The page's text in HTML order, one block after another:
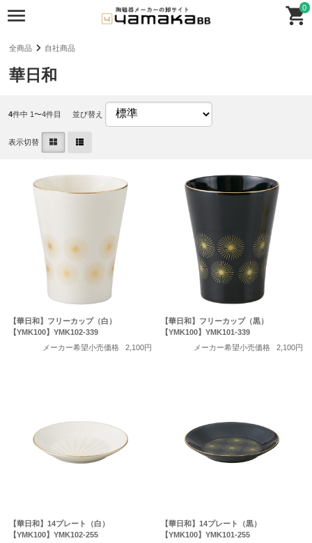
0
全商品 自社商品
華日和
4件中 1〜4件目 並び替え
表示切替
【華日和】フリーカップ（白）
【YMK100】YMK102-339
メーカー希望小売価格
2,100円
【華日和】フリーカップ（黒）
【YMK100】YMK101-339
メーカー希望小売価格
2,100円
【華日和】14プレート（白）
【YMK100】YMK102-255
【華日和】14プレート（黒）
【YMK100】YMK101-255